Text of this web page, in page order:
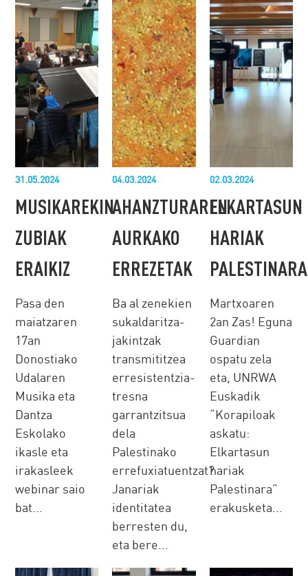
31.05.2024
MUSIKAREKIN
ZUBIAK
ERAIKIZ
Pasa den
maiatzaren
17an
Donostiako
Udalaren
Musika eta
Dantza
Eskolako
ikasle eta
irakasleek
webinar saio
bat...
04.03.2024
AHANZTURAREN
AURKAKO
ERREZETAK
Ba al zenekien
sukaldaritza-
jakintzak
transmititzea
erresistentzia-
tresna
garrantzitsua
dela
Palestinako
errefuxiatuentzat?
Janariak
identitatea
berresten du,
eta bere...
02.03.2024
ELKARTASUN
HARIAK
PALESTINARA
Martxoaren
2an Zas! Eguna
Guardian
ospatu zela
eta, UNRWA
Euskadik
“Korapiloak
askatu:
Elkartasun
hariak
Palestinara”
erakusketa...